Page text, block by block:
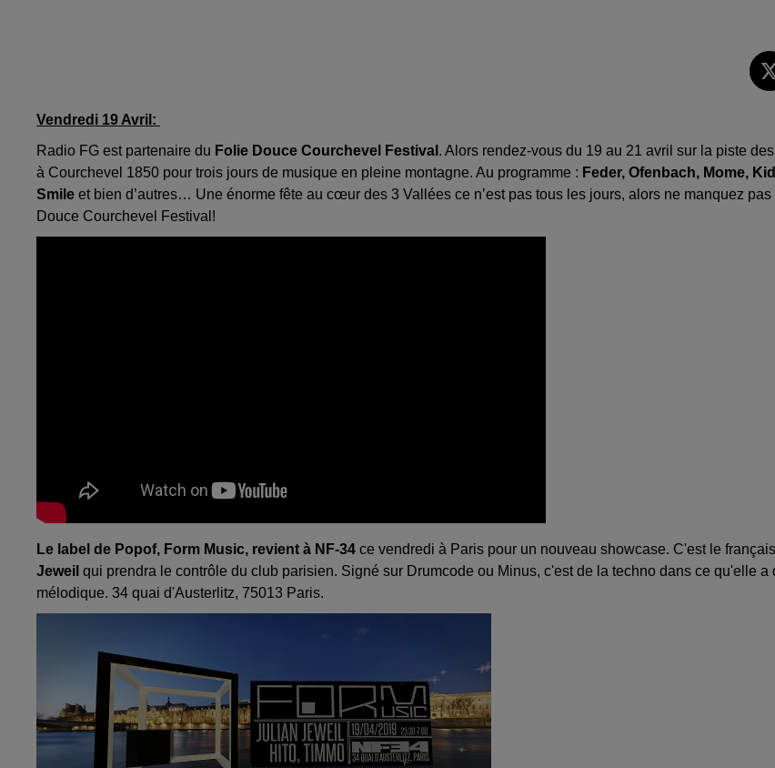
Vendredi 19 Avril:
Radio FG est partenaire du Folie Douce Courchevel Festival . Alors rendez-vous du 19 au 21 avril sur la piste
à Courchevel 1850 pour trois jours de musique en pleine montagne. Au programme : Feder, Ofenbach, Mome,
Smile et bien d’autres… Une énorme fête au cœur des 3 Vallées ce n’est pas tous les jours, alors ne manquez
Douce Courchevel Festival!
Le label de Popof, Form Music, revient à NF-34 ce vendredi à Paris pour un nouveau showcase. C'est le français
Jeweil qui prendra le contrôle du club parisien. Signé sur Drumcode ou Minus, c'est de la techno dans ce qu'elle a
mélodique. 34 quai d'Austerlitz, 75013 Paris.